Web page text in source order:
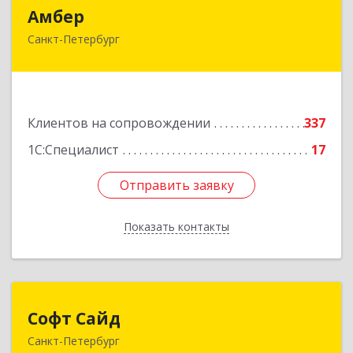
Амбер
Санкт-Петербург
Клиентов на сопровождении
337
1С:Специалист
17
Отправить заявку
Показать контакты
191119, Санкт-Петербург г, Правды ул, дом №
Отправить заявку
Назад
Софт Сайд
Санкт-Петербург
190020, Санкт-Петербург г, Рижский пр, дом №